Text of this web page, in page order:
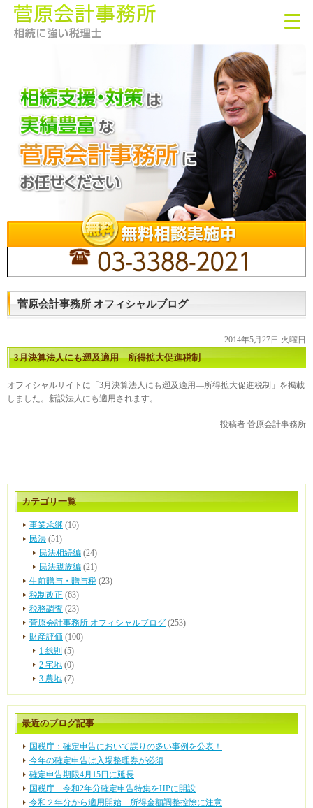
菅原会計事務所 オフィシャルブログ
2014年5月27日 火曜日
3月決算法人にも遡及適用―所得拡大促進税制
オフィシャルサイトに「3月決算法人にも遡及適用―所得拡大促進税制」を掲載
しました。新設法人にも適用されます。
投稿者 菅原会計事務所
カテゴリ一覧
事業承継 (16)
民法 (51)
民法相続編 (24)
民法親族編 (21)
生前贈与・贈与税 (23)
税制改正 (63)
税務調査 (23)
菅原会計事務所 オフィシャルブログ (253)
財産評価 (100)
1 総則 (5)
2 宅地 (0)
3 農地 (7)
最近のブログ記事
国税庁：確定申告において誤りの多い事例を公表！
今年の確定申告は入場整理券が必須
確定申告期限4月15日に延長
国税庁 令和2年分確定申告特集をHPに開設
令和２年分から適用開始 所得金額調整控除に注意